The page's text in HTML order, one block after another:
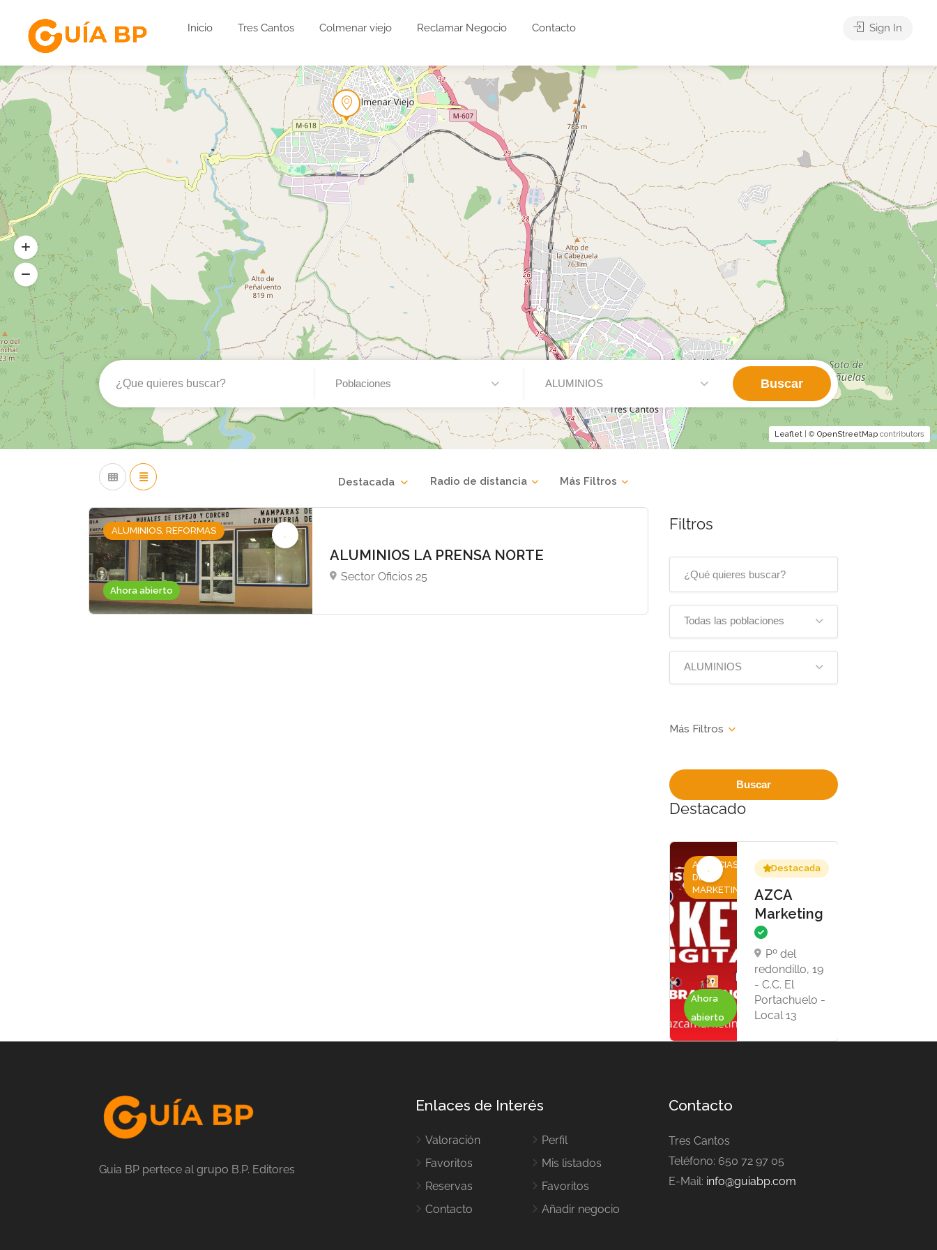
Inicio Tres Cantos Colmenar viejo Reclamar Negocio Contacto Sign In
Leaflet | © OpenStreetMap contributors
Poblaciones ALUMINIOS Buscar
Más Filtros
Radio de distancia
Destacada
Ahora abierto
ALUMINIOS, REFORMAS
ALUMINIOS LA PRENSA NORTE
Sector Oficios 25
Filtros
Todas las poblaciones
ALUMINIOS
Buscar
Destacado
Ahora
abierto
AGENCIAS
DE
MARKETING
Destacada
AZCA
Marketing
Pº del
redondillo, 19
- C.C. El
Portachuelo -
Local 13
Guia BP pertece al grupo B.P. Editores
Enlaces de Interés
Valoración
Favoritos
Reservas
Contacto
Perfil
Mis listados
Favoritos
Añadir negocio
Contacto
Tres Cantos
Teléfono: 650 72 97 05
E-Mail: info@guiabp.com